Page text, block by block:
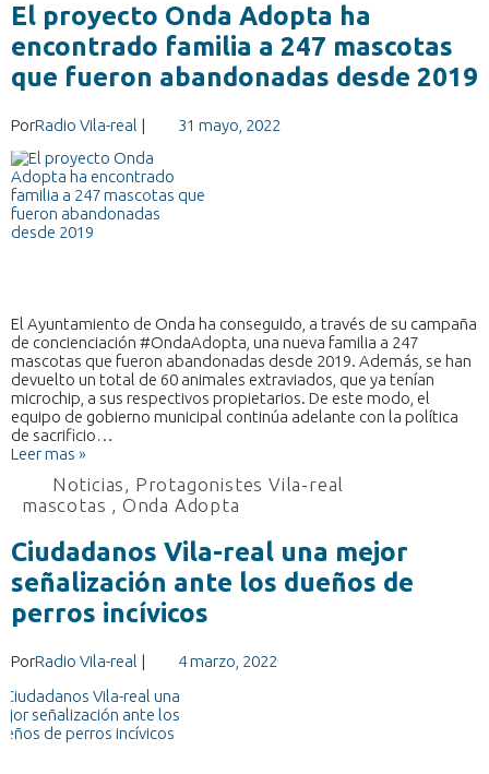
El proyecto Onda Adopta ha
encontrado familia a 247 mascotas
que fueron abandonadas desde 2019
PorRadio Vila-real | 31 mayo, 2022
El Ayuntamiento de Onda ha conseguido, a través de su campaña
de concienciación #OndaAdopta, una nueva familia a 247
mascotas que fueron abandonadas desde 2019. Además, se han
devuelto un total de 60 animales extraviados, que ya tenían
microchip, a sus respectivos propietarios. De este modo, el
equipo de gobierno municipal continúa adelante con la política
de sacrificio…
Leer mas »
Noticias, Protagonistes Vila-real
mascotas , Onda Adopta
Ciudadanos Vila-real una mejor
señalización ante los dueños de
perros incívicos
PorRadio Vila-real | 4 marzo, 2022